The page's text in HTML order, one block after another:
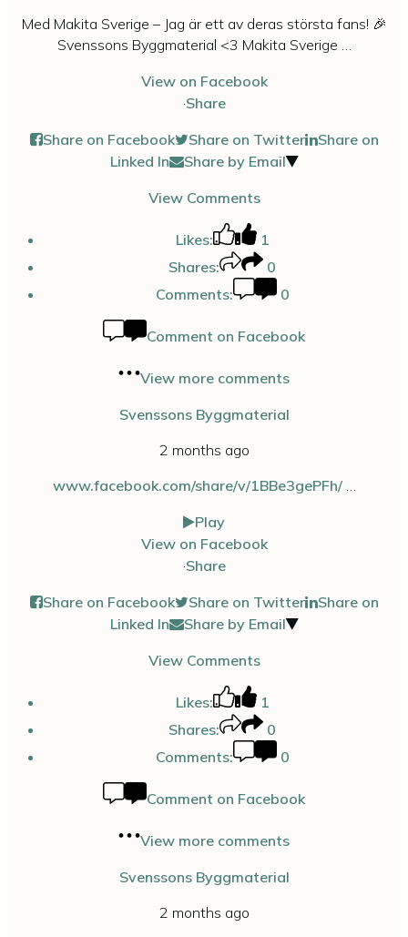
Med Makita Sverige – Jag är ett av deras största fans! 🎉
Svenssons Byggmaterial <3 Makita Sverige …
View on Facebook
·Share
Share on Facebook
Share on Twitter
Share on
Linked In
Share by Email
View Comments
Likes:
1
Shares:
0
Comments:
0
Comment on Facebook
View more comments
Svenssons Byggmaterial
2 months ago
www.facebook.com/share/v/1BBe3gePFh/ …
Play
View on Facebook
·Share
Share on Facebook
Share on Twitter
Share on
Linked In
Share by Email
View Comments
Likes:
1
Shares:
0
Comments:
0
Comment on Facebook
View more comments
Svenssons Byggmaterial
2 months ago